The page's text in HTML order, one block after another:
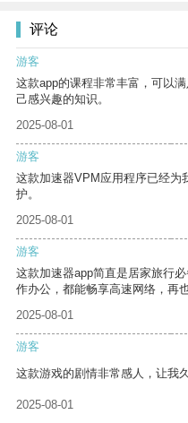
评论
游客
这款app的课程非常丰富，可以
己感兴趣的知识。
2025-08-01
游客
这款加速器VPM应用程序已经为
护。
2025-08-01
游客
这款加速器app简直是居家旅行
作办公，都能畅享高速网络，再
2025-08-01
游客
这款游戏的剧情非常感人，让我
2025-08-01